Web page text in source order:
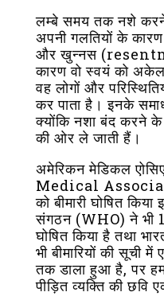
लम्बे समय तक नशे
अपनी गलतियों के
और खुन्नस
कारण वो स्वयं को
वह लोगों और
कर पाता है। इनके
क्योंकि नशा बंद करने
की ओर ले जाती हैं।
अमेरिकन मेडिकल
Medical
को बीमारी घोषित
संगठन (WHO) ने भी
घोषित किया है तथा
भी बीमारियों की सूची
तक डाला हुआ है, पर
पीड़ित व्यक्ति की छवि